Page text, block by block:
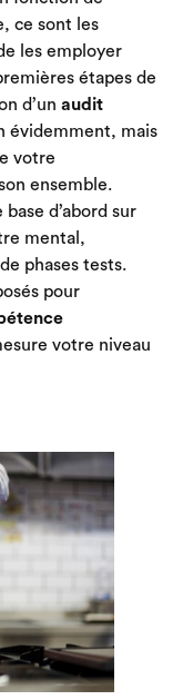
ce sont les
les employer
étapes de
d’un audit
évidemment, mais
votre
ensemble.
base d’abord sur
mental,
phases tests.
pour
votre niveau